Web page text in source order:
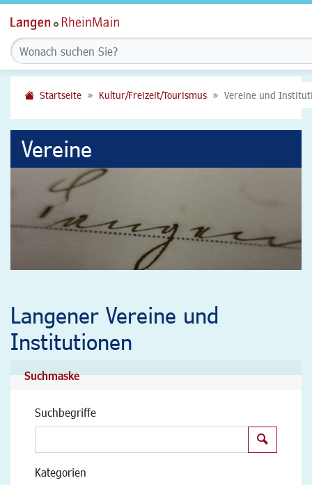
Startseite Kultur/Freizeit/Tourismus Vereine und
Vereine
Langener Vereine und
Institutionen
Suchmaske
Suchbegriffe
Kategorien